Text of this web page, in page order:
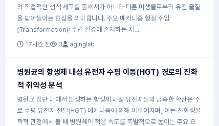
의 직접적인 생식 세포를 통해서가 아니라 다른 미생물로부터 유전 물질
을 받아들이는 현상을 의미합니다. 주요 메커니즘 형질 주입
(Transformation): 주변 환경에 존재하는 자…
17시간 전 3 aginglab
병원균의 항생제 내성 유전자 수평 이동(HGT) 경로의 진화
적 취약성 분석
병원균 집단 내에서 발생하는 항생제 내성 유전자들의 급속한 확산은 주
로 수평 유전자 전달(HGT) 메커니즘에 의해 이루어지며, 이는 진화생물
학적 관점에서 볼 때 병원체의 적응 속도를 폭발적으로 높이는 주요 요